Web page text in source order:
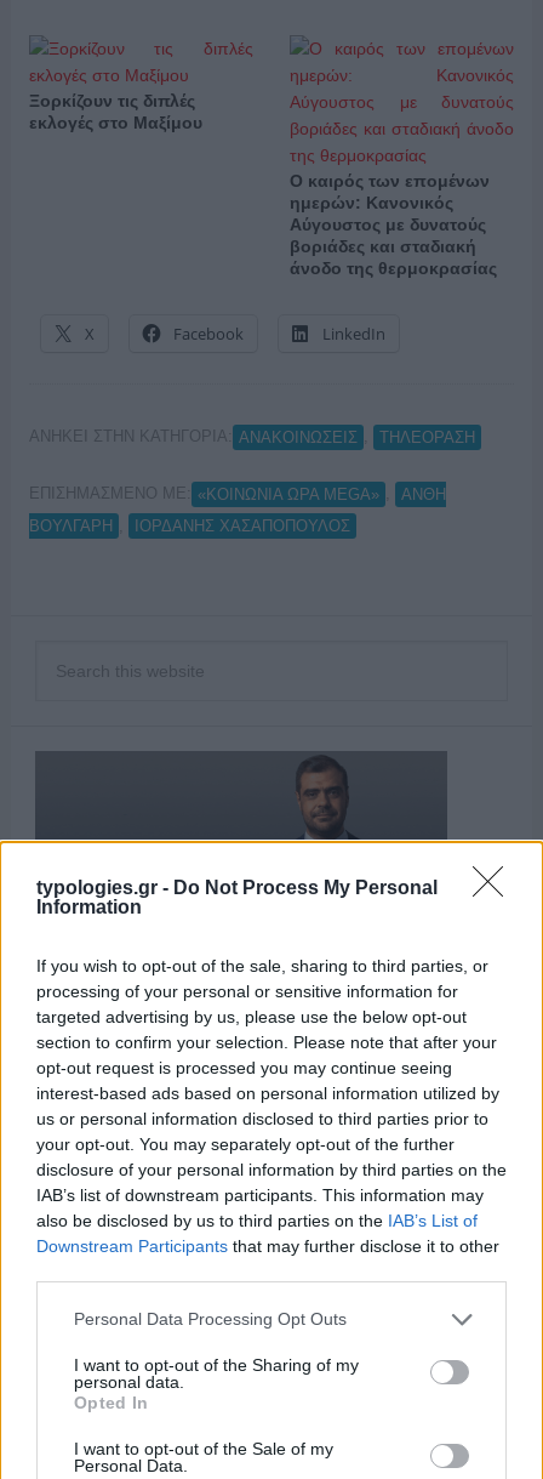
typologies.gr - Do Not Process My Personal
Information
If you wish to opt-out of the sale, sharing to third parties, or
processing of your personal or sensitive information for
targeted advertising by us, please use the below opt-out
section to confirm your selection. Please note that after your
opt-out request is processed you may continue seeing
interest-based ads based on personal information utilized by
us or personal information disclosed to third parties prior to
your opt-out. You may separately opt-out of the further
disclosure of your personal information by third parties on the
IAB’s list of downstream participants. This information may
also be disclosed by us to third parties on the IAB’s List of
Downstream Participants that may further disclose it to other
Please note that this website/app uses one or more Google
not limited to your visit or usage behaviour. You may click to
grant or deny consent to Google and its third-party tags to
use your data for below specified purposes in below Google
consent section.
Personal Data Processing Opt Outs
I want to opt-out of the Sharing of my
personal data.
Opted In
I want to opt-out of the Sale of my
Personal Data.
Ξορκίζουν τις διπλές
εκλογές στο Μαξίμου
Ο καιρός των επομένων
ημερών: Κανονικός
Αύγουστος με δυνατούς
βοριάδες και σταδιακή
άνοδο της θερμοκρασίας
X Facebook LinkedIn
ΑΝΗΚΕΙ ΣΤΗΝ ΚΑΤΗΓΟΡΙΑ: ΑΝΑΚΟΙΝΩΣΕΙΣ ΤΗΛΕΟΡΑΣΗ
ΕΠΙΣΗΜΑΣΜΕΝΟ ΜΕ: «ΚΟΙΝΩΝΙΑ ΩΡΑ MEGA»
ΑΝΘΗ
ΒΟΥΛΓΑΡΗ
ΙΟΡΔΑΝΗΣ ΧΑΣΑΠΟΠΟΥΛΟΣ
ΑΙΧΜΕΣ
ΑΧΜΕΣ: Δεύτερες σκέψεις στον
ΑΝΤ1…
Ο γύρος των συζητήσεων στον ΑΝΤ1 ανάμεσα στην
ολοκληρώθηκε, προς το παρόν Η σημερινή διοίκηση του
καναλιού φέρεται να κατάφερε να μεταπείσει την
ιδιοκτησία και να μην προβεί στην αλλαγή των
συσχετισμών που θα προέκυπταν από την έλευση του
που […]